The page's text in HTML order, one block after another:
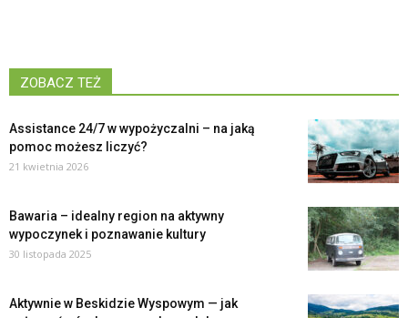
ZOBACZ TEŻ
Assistance 24/7 w wypożyczalni – na jaką
pomoc możesz liczyć?
21 kwietnia 2026
Bawaria – idealny region na aktywny
wypoczynek i poznawanie kultury
30 listopada 2025
Aktywnie w Beskidzie Wyspowym — jak